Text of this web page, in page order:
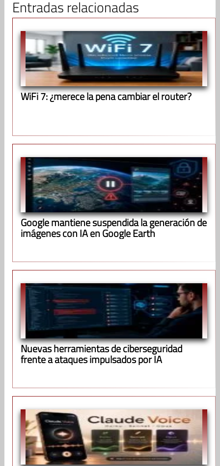
Entradas relacionadas
WiFi 7: ¿merece la pena cambiar el router?
Google mantiene suspendida la generación de
imágenes con IA en Google Earth
Nuevas herramientas de ciberseguridad
frente a ataques impulsados por IA